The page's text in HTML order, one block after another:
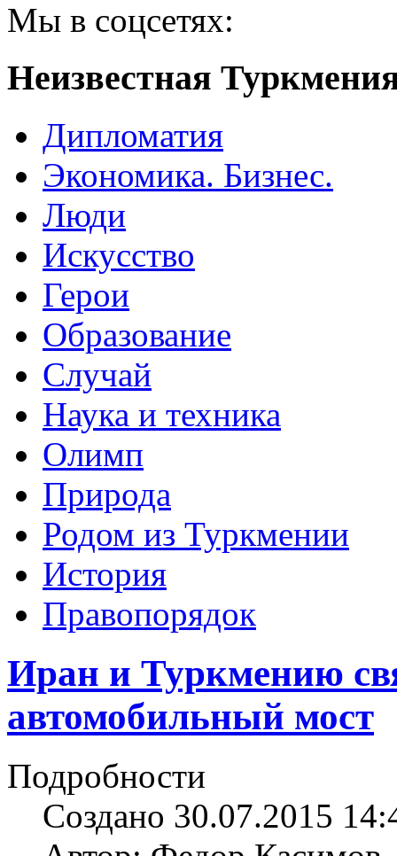
Мы в соцсетях:
Неизвестная
Дипломатия
Экономика. Бизнес.
Люди
Искусство
Герои
Образование
Случай
Наука и техника
Олимп
Природа
Родом из Туркмении
История
Правопорядок
Иран и Туркмению
автомобильный мост
Подробности
Создано 30.07.2015